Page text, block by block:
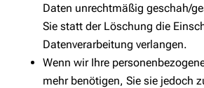
Daten unrechtmäßig geschah/
Sie statt der Löschung die
Datenverarbeitung verlangen.
Wenn wir Ihre
mehr benötigen, Sie sie jedoch